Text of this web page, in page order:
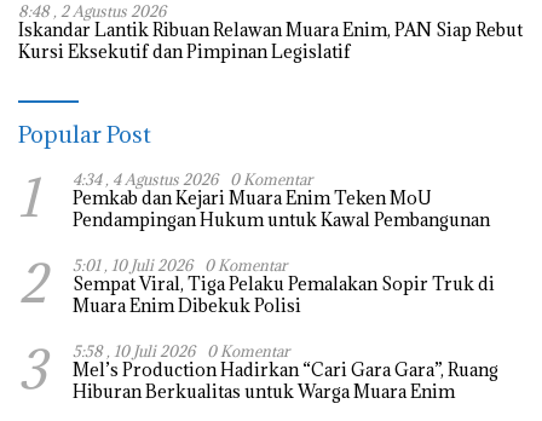
8:48 , 2 Agustus 2026
Iskandar Lantik Ribuan Relawan Muara Enim, PAN Siap Rebut
Kursi Eksekutif dan Pimpinan Legislatif
Popular Post
1 4:34 , 4 Agustus 2026 0 Komentar
Pemkab dan Kejari Muara Enim Teken MoU
Pendampingan Hukum untuk Kawal Pembangunan
2 5:01 , 10 Juli 2026 0 Komentar
Sempat Viral, Tiga Pelaku Pemalakan Sopir Truk di
Muara Enim Dibekuk Polisi
3 5:58 , 10 Juli 2026 0 Komentar
Mel’s Production Hadirkan “Cari Gara Gara”, Ruang
Hiburan Berkualitas untuk Warga Muara Enim